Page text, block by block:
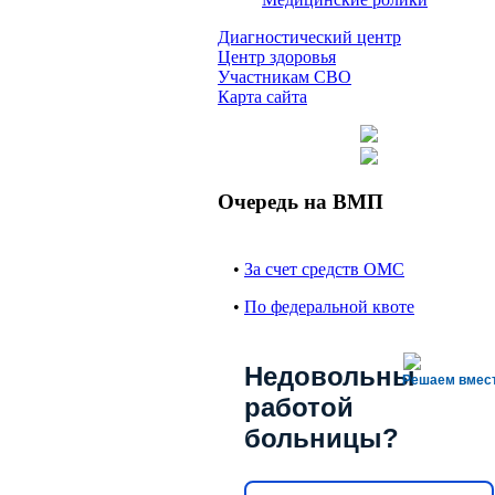
Диагностический центр
Центр здоровья
Участникам СВО
Карта сайта
Очередь на ВМП
• За счет средств ОМС
• По федеральной квоте
Решаем
Недовольны
работой
больницы?